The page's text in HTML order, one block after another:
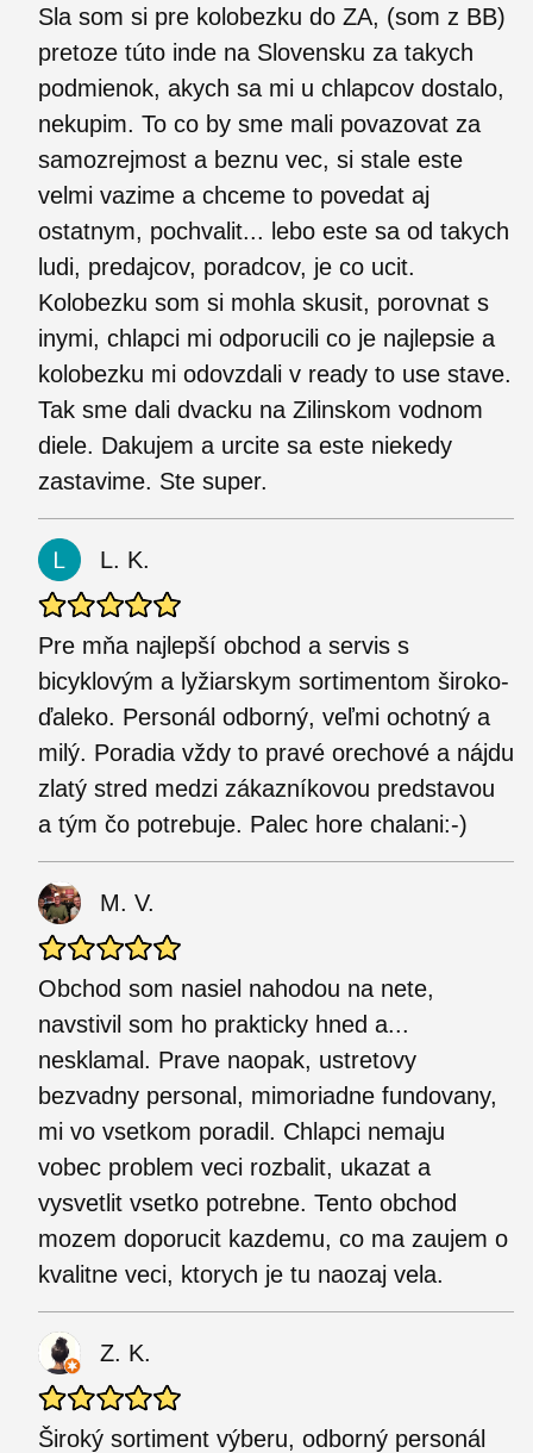
Sla som si pre kolobezku do ZA, (som z BB)
pretoze túto inde na Slovensku za takych
podmienok, akych sa mi u chlapcov dostalo,
nekupim. To co by sme mali povazovat za
samozrejmost a beznu vec, si stale este
velmi vazime a chceme to povedat aj
ostatnym, pochvalit... lebo este sa od takych
ludi, predajcov, poradcov, je co ucit.
Kolobezku som si mohla skusit, porovnat s
inymi, chlapci mi odporucili co je najlepsie a
kolobezku mi odovzdali v ready to use stave.
Tak sme dali dvacku na Zilinskom vodnom
diele. Dakujem a urcite sa este niekedy
zastavime. Ste super.
L. K.
Pre mňa najlepší obchod a servis s
bicyklovým a lyžiarskym sortimentom široko-
ďaleko. Personál odborný, veľmi ochotný a
milý. Poradia vždy to pravé orechové a nájdu
zlatý stred medzi zákazníkovou predstavou
a tým čo potrebuje. Palec hore chalani:-)
M. V.
Obchod som nasiel nahodou na nete,
navstivil som ho prakticky hned a...
nesklamal. Prave naopak, ustretovy
bezvadny personal, mimoriadne fundovany,
mi vo vsetkom poradil. Chlapci nemaju
vobec problem veci rozbalit, ukazat a
vysvetlit vsetko potrebne. Tento obchod
mozem doporucit kazdemu, co ma zaujem o
kvalitne veci, ktorych je tu naozaj vela.
Z. K.
Široký sortiment výberu, odborný personál